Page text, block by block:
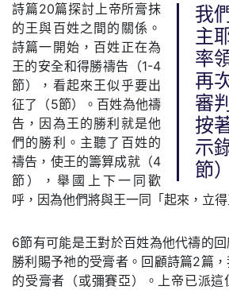
我
主
率
再
審
按
示
節
詩篇20篇探討上帝所膏抹
的王與百姓之間的關係。
詩篇一開始，百姓正在為
王的安全和得勝禱告（1-4
節），看起來王似乎要出
征了（5節）。百姓為他禱
告，因為王的勝利就是他
們的勝利。主聽了百姓的
禱告，使王的籌算成就（4
節），舉國上下一同歡
呼，因為他們將與王一同「起來，立
6節有可能是王對於百姓為他代禱的
勝利賜予祂的受膏者。回顧詩篇2篇
的受膏者（或彌賽亞）。上帝已派這